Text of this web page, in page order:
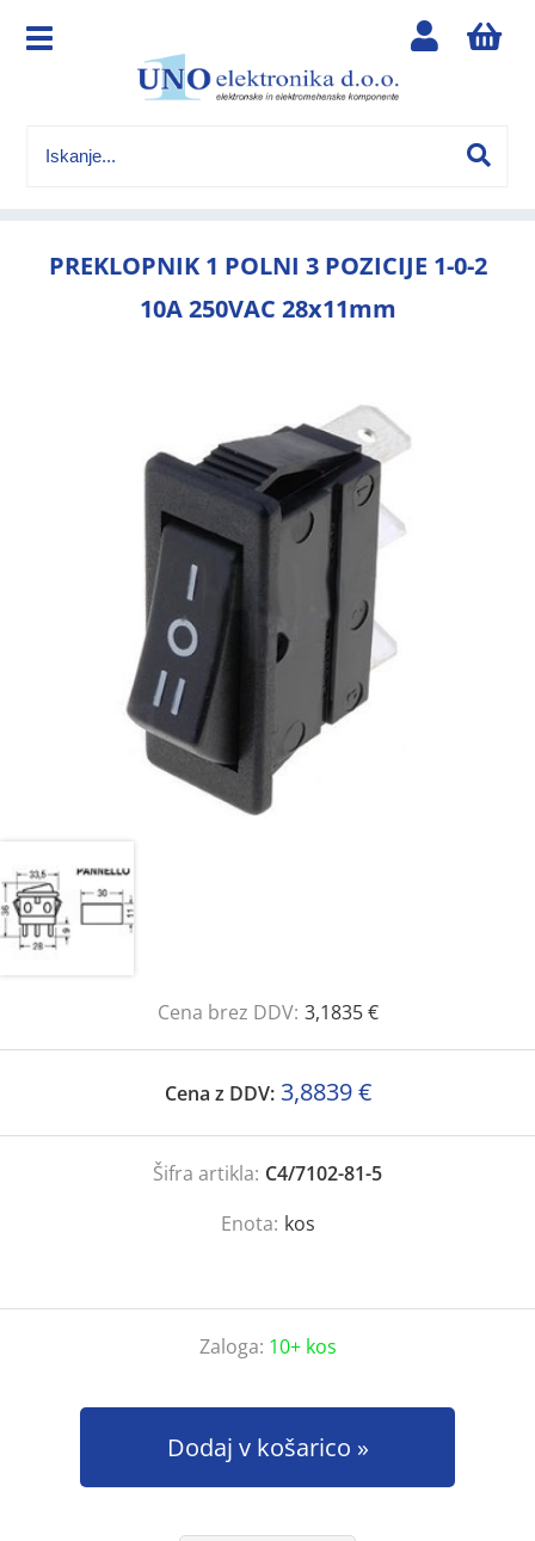
PREKLOPNIK 1 POLNI 3 POZICIJE 1-0-2
10A 250VAC 28x11mm
Cena brez DDV: 3,1835 €
Cena z DDV: 3,8839 €
Šifra artikla: C4/7102-81-5
Enota: kos
Zaloga: 10+ kos
Dodaj v košarico